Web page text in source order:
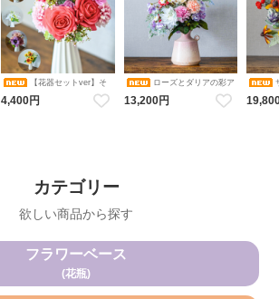
【花器セットver】そ
のまま飾れるブーケ 選べる６
色 アレンジメント 造花 アー
ティフィシャルフラワー ギフ
4,400円
ローズとダリアの彩ア
レンジメント 花瓶アレンジメ
ント 造花 アーティフィシャル
13,200円
ンジメ
カテゴリー
欲しい商品から探す
フラワーベース
(花瓶)